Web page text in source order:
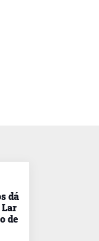
dá
de